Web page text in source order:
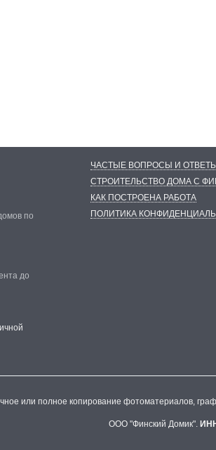
по
до
ЧАСТЫЕ ВОПРОСЫ И ОТВЕТЫ
СТРОИТЕЛЬСТВО ДОМА С
КАК ПОСТРОЕНА РАБОТА
ПОЛИТИКА
или полное копирование фотоматериалов,
ООО "Финский Домик". ИНН